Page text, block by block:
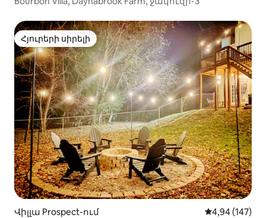
Հյուրերի սիրելի
Հյուրերի սիրելի
Վիլլա Prospect-ում Միջին
4,94 (147)